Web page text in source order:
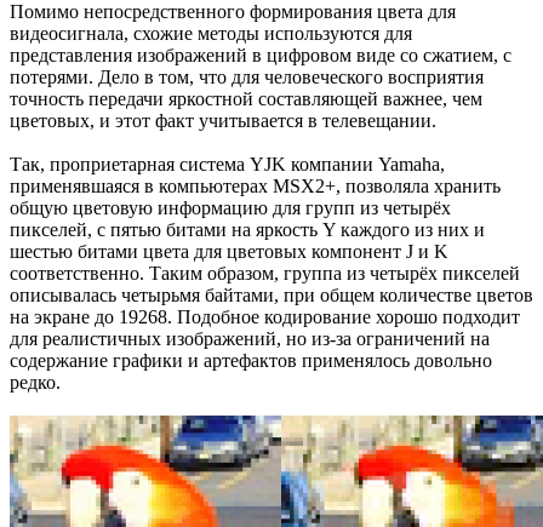
Помимо непосредственного формирования цвета для
видеосигнала, схожие методы используются для
представления изображений в цифровом виде со сжатием, с
потерями. Дело в том, что для человеческого восприятия
точность передачи яркостной составляющей важнее, чем
цветовых, и этот факт учитывается в телевещании.
Так, проприетарная система YJK компании Yamaha,
применявшаяся в компьютерах MSX2+, позволяла хранить
общую цветовую информацию для групп из четырёх
пикселей, с пятью битами на яркость Y каждого из них и
шестью битами цвета для цветовых компонент J и K
соответственно. Таким образом, группа из четырёх пикселей
описывалась четырьмя байтами, при общем количестве цветов
на экране до 19268. Подобное кодирование хорошо подходит
для реалистичных изображений, но из-за ограничений на
содержание графики и артефактов применялось довольно
редко.